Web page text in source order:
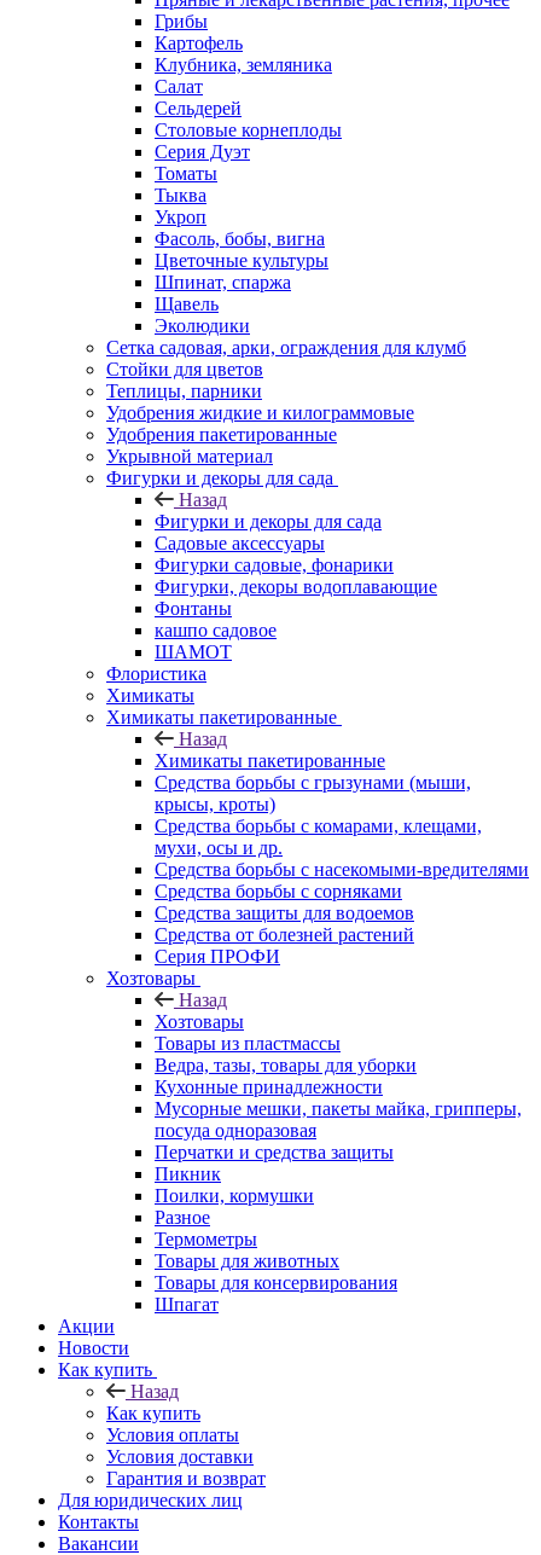
Грибы
Картофель
Клубника, земляника
Салат
Сельдерей
Столовые корнеплоды
Серия Дуэт
Томаты
Тыква
Укроп
Фасоль, бобы, вигна
Цветочные культуры
Шпинат, спаржа
Щавель
Эколюдики
Сетка садовая, арки, ограждения для клумб
Стойки для цветов
Теплицы, парники
Удобрения жидкие и килограммовые
Удобрения пакетированные
Укрывной материал
Фигурки и декоры для сада
Назад
Фигурки и декоры для сада
Садовые аксессуары
Фигурки садовые, фонарики
Фигурки, декоры водоплавающие
Фонтаны
кашпо садовое
ШАМОТ
Флористика
Химикаты
Химикаты пакетированные
Назад
Химикаты пакетированные
Средства борьбы с грызунами (мыши,
крысы, кроты)
Средства борьбы с комарами, клещами,
мухи, осы и др.
Средства борьбы с насекомыми-вредителями
Средства борьбы с сорняками
Средства защиты для водоемов
Средства от болезней растений
Серия ПРОФИ
Хозтовары
Назад
Хозтовары
Товары из пластмассы
Ведра, тазы, товары для уборки
Кухонные принадлежности
Мусорные мешки, пакеты майка, грипперы,
посуда одноразовая
Перчатки и средства защиты
Пикник
Поилки, кормушки
Разное
Термометры
Товары для животных
Товары для консервирования
Шпагат
Акции
Новости
Как купить
Назад
Как купить
Условия оплаты
Условия доставки
Гарантия и возврат
Для юридических лиц
Контакты
Вакансии